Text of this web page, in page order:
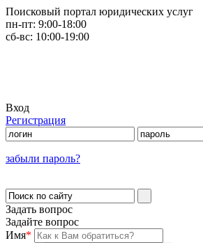
Поисковый портал юридических услуг
пн-пт: 9:00-18:00
сб-вс: 10:00-19:00
Вход
Регистрация
забыли пароль?
Задать вопрос
Задайте вопрос
Имя*